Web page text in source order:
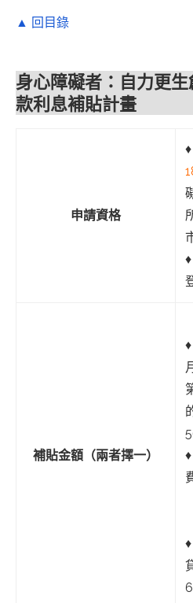
▲ 回目錄
身心障礙者：自力更
款利息補貼計畫
申請資格
補貼金額（兩者擇一）